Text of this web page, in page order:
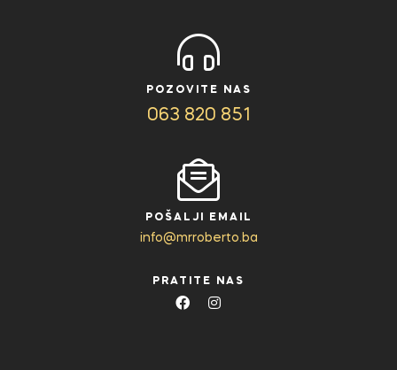
POZOVITE NAS
063 820 851
POŠALJI EMAIL
info@mrroberto.ba
PRATITE NAS